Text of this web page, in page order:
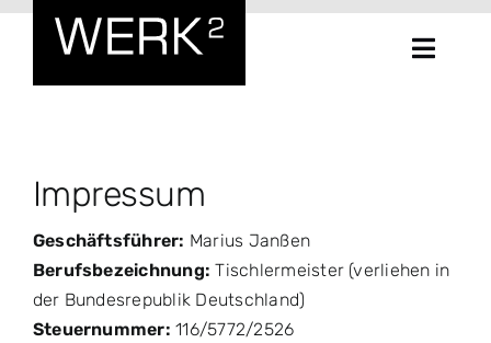
Zum
Toggle
Leistungen
Referenzen
Impressum
Geschäftsführer: Marius Janßen
Berufsbezeichnung: Tischlermeister (verliehen in
der Bundesrepublik Deutschland)
Steuernummer: 116/5772/2526